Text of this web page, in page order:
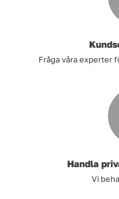
Fråga våra experter
Handla
Vi